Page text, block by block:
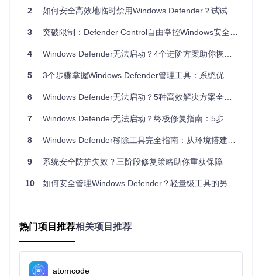
tore
参数恢复原始配置。
方案2：手动重启安全服务
⚠️ 低风险
以管理员身份运行PowerShell，依次执行以下命令：
停止安全中心服务
重新启动安全中心
强制重启Windows Defender服务
Restart-Service
方案3：清理自动启动项目
2 如何安全高效地临时禁用Windows Defender？试试这款轻量级工具
3 突破限制：Defender Control自由掌控Windows安全防护全指南
4 Windows Defender无法启动？4个进阶方案助你恢复系统安全防护
5 3个步骤掌握Windows Defender管理工具：系统优化与安全防护的平衡之道
6 Windows Defender无法启动？5种高效解决方案全方位恢复系统安全防护
7 Windows Defender无法启动？终极修复指南：5步快速恢复系统安全
8 Windows Defender移除工具完全指南：从环境搭建到高级优化
9 系统安全防护失效？三阶段修复策略助你重获保障
10 如何安全管理Windows Defender？轻量级工具的另类解决方案
热门项目推荐相关项目推荐
atomcode